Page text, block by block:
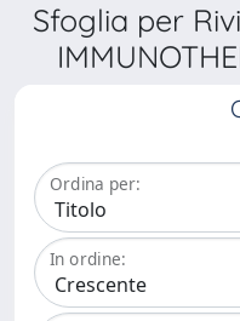
Sfoglia per
Ordina per:
In ordine: